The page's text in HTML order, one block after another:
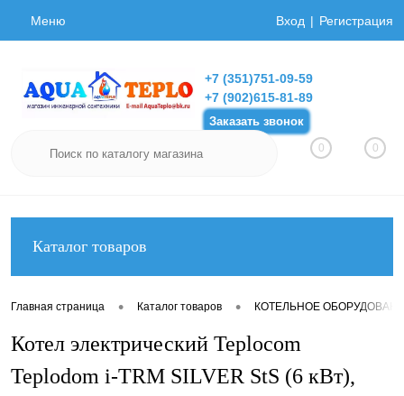
Меню Вход Регистрация
+7 (351)751-09-59
+7 (902)615-81-89
Заказать звонок
0 0
Каталог товаров
Главная страница • Каталог товаров • КОТЕЛЬНОЕ
Котел электрический Teplocom
Teplodom i-TRM SILVER StS (6 кВт),